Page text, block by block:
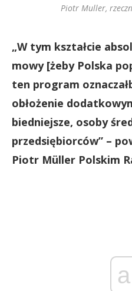
Piotr Muller,
„W tym kształcie
mowy [żeby Polska
ten program
obłożenie
biedniejsze, osoby
przedsiębiorców” –
Piotr Müller Polskim